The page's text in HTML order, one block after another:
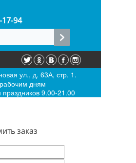
17-94
ул., д. 63А, стр. 1.
дням
9.00-21.00
заказ